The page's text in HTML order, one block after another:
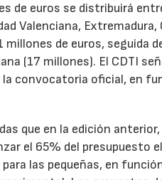
de euros se distribuirá
Valenciana, Extremadura,
de euros, seguida
(17 millones). El CDTI
convocatoria oficial, en
que en la edición
el 65% del presupuesto
las pequeñas, en